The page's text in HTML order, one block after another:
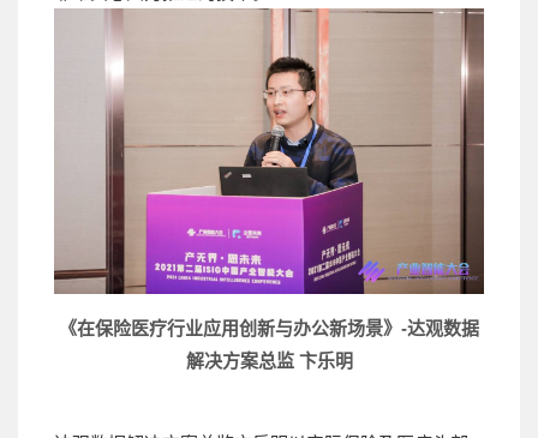
《在保险医疗行业应用创新与办公新场景》-达观数据
解决方案总监 卞乐明